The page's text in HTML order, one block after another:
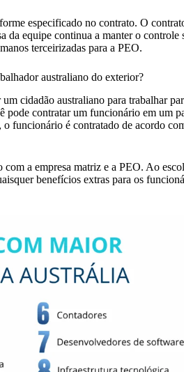
especificado no contrato. O
da equipe continua a manter o controle
terceirizadas para a PEO.
australiano do exterior?
cidadão australiano para trabalhar
contratar um funcionário em um
funcionário é contratado de acordo
a empresa matriz e a PEO. Ao
benefícios extras para os